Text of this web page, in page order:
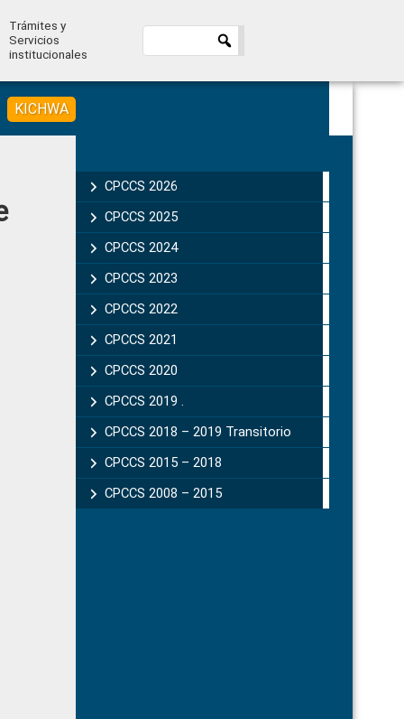
Trámites y
Servicios
institucionales
KICHWA
Sidebar
CPCCS 2026
CPCCS 2025
CPCCS 2024
CPCCS 2023
CPCCS 2022
CPCCS 2021
CPCCS 2020
CPCCS 2019 .
CPCCS 2018 – 2019 Transitorio
CPCCS 2015 – 2018
CPCCS 2008 – 2015